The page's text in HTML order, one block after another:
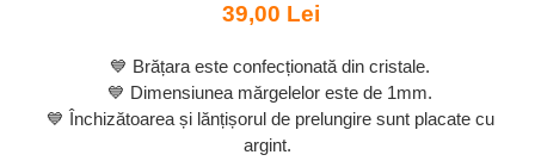
39,00 Lei
💙 Brățara este confecționată din cristale.
💙 Dimensiunea mărgelelor este de 1mm.
💙 Închizătoarea și lănțișorul de prelungire sunt placate cu
argint.